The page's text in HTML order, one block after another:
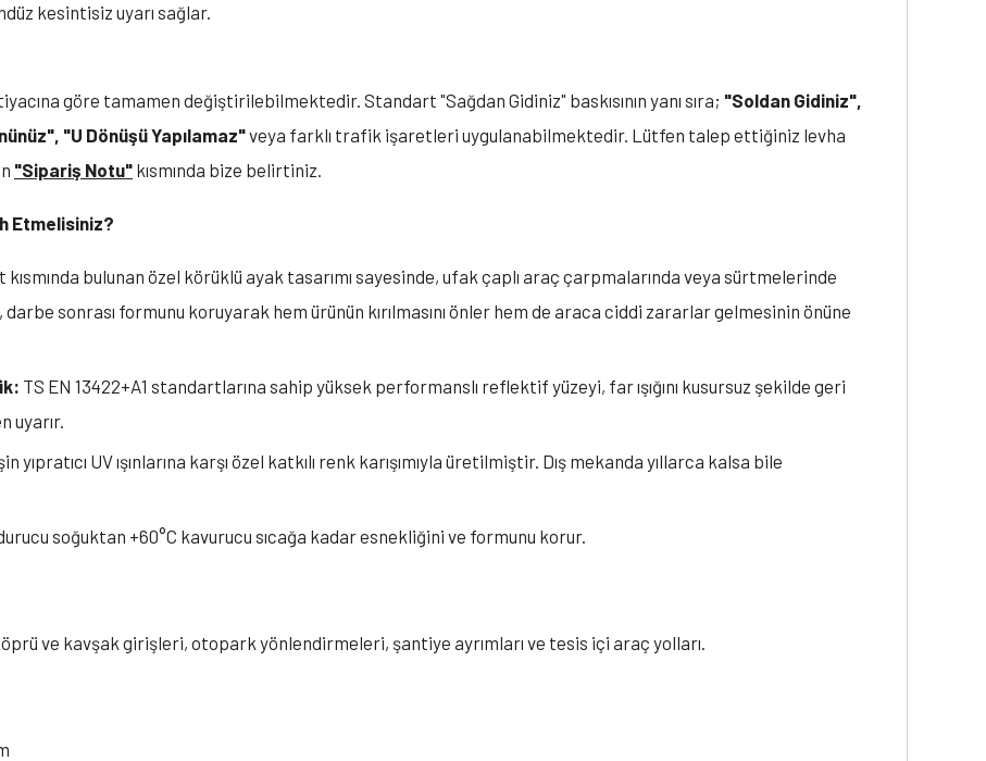
kesintisiz uyarı sağlar.
göre tamamen değiştirilebilmektedir. Standart "Sağdan Gidiniz" baskısının yanı sıra; "Soldan Gidiniz",
"U Dönüşü Yapılamaz"veya farklı trafik işaretleri uygulanabilmektedir. Lütfen talep ettiğiniz levha
"Sipariş Notu" kısmında bize belirtiniz.
Etmelisiniz?
kısmında bulunan özel körüklü ayak tasarımı sayesinde, ufak çaplı araç çarpmalarında veya sürtmelerinde
sonrası formunu koruyarak hem ürünün kırılmasını önler hem de araca ciddi zararlar gelmesinin önüne
TS EN 13422+A1 standartlarına sahip yüksek performanslı reflektif yüzeyi, far ışığını kusursuz şekilde geri
uyarır.
yıpratıcı UV ışınlarına karşı özel katkılı renk karışımıyla üretilmiştir. Dış mekanda yıllarca kalsa bile
soğuktan +60°C kavurucu sıcağa kadar esnekliğini ve formunu korur.
ve kavşak girişleri, otopark yönlendirmeleri, şantiye ayrımları ve tesis içi araç yolları.